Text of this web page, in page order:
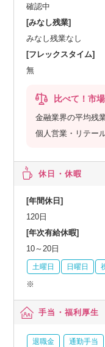
確認中
[みなし残業]
みなし残業なし
[フレックスタイム]
無
比べて！市
金融業界の平均残
個人営業・リテー
休日・休暇
[年間休日]
120日
[年次有給休暇]
10～20日
土曜日 日曜日
※
手当・福利厚生
退職金 通勤手当